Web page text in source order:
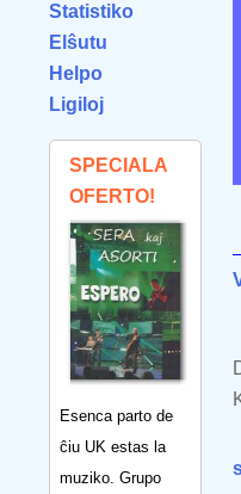
Statistiko
Elŝutu
Helpo
Ligiloj
SPECIALA
OFERTO!
Esenca parto de
ĉiu UK estas la
muziko. Grupo